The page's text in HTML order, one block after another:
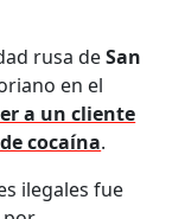
rusa deSan
en el
a un cliente
cocaína.
ilegales fue